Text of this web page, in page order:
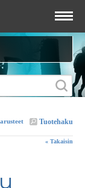
Tuotehaku
« Takaisin